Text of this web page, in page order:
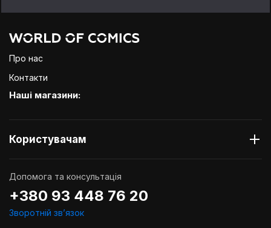
Про нас
Контакти
Наші магазини:
Користувачам
Допомога та консультація
+380 93 448 76 20
Зворотній звʼязок